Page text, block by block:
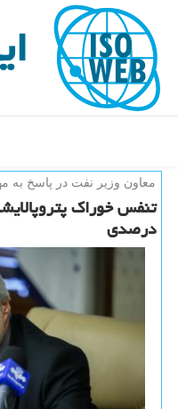
معاون وزیر نفت در پاسخ به
درصدی